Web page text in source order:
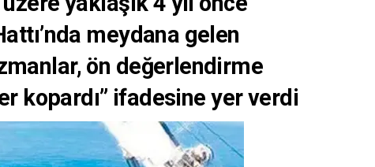
meydana gelen
ön değerlendirme
kopardı” ifadesine yer verdi